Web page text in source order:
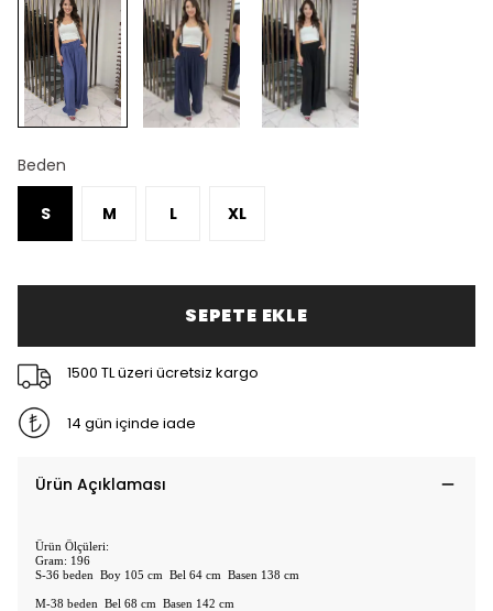
Beden
S M L XL
SEPETE EKLE
1500 TL üzeri ücretsiz kargo
14 gün içinde iade
Ürün Açıklaması
Ürün Ölçüleri:
Gram: 196
S-36 beden Boy 105 cm Bel 64 cm Basen 138 cm
M-38 beden Bel 68 cm Basen 142 cm